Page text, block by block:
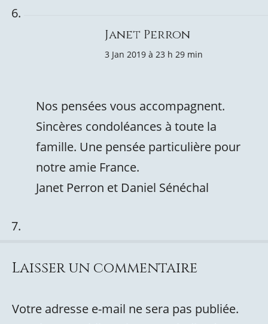
Janet Perron
3 Jan 2019 à 23 h 29 min
Nos pensées vous accompagnent.
Sincères condoléances à toute la
famille. Une pensée particulière pour
notre amie France.
Janet Perron et Daniel Sénéchal
Laisser un commentaire
Votre adresse e-mail ne sera pas publiée.